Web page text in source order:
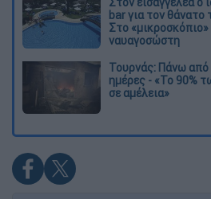
bar για τον
Στο
ναυαγοσώστη
Τουρνάς: Πάνω από
ημέρες - «Το 90%
σε αμέλεια»